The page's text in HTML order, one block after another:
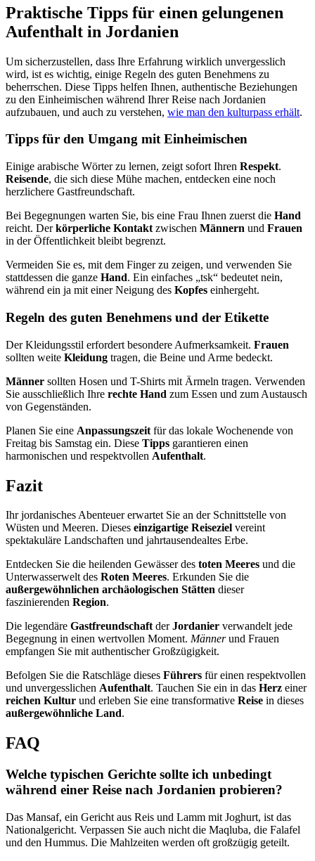
Praktische Tipps für einen gelungenen
Aufenthalt in Jordanien
Um sicherzustellen, dass Ihre Erfahrung wirklich unvergesslich
wird, ist es wichtig, einige Regeln des guten Benehmens zu
beherrschen. Diese Tipps helfen Ihnen, authentische Beziehungen
zu den Einheimischen während Ihrer Reise nach Jordanien
aufzubauen, und auch zu verstehen, wie man den kulturpass erhält.
Tipps für den Umgang mit Einheimischen
Einige arabische Wörter zu lernen, zeigt sofort Ihren Respekt.
Reisende, die sich diese Mühe machen, entdecken eine noch
herzlichere Gastfreundschaft.
Bei Begegnungen warten Sie, bis eine Frau Ihnen zuerst die Hand
reicht. Derkörperliche Kontakt zwischen Männern und Frauen
in der Öffentlichkeit bleibt begrenzt.
Vermeiden Sie es, mit dem Finger zu zeigen, und verwenden Sie
stattdessen die ganze Hand. Ein einfaches „tsk“ bedeutet nein,
während ein ja mit einer Neigung des Kopfes einhergeht.
Regeln des guten Benehmens und der Etikette
Der Kleidungsstil erfordert besondere Aufmerksamkeit. Frauen
sollten weite Kleidung tragen, die Beine und Arme bedeckt.
Männer sollten Hosen und T-Shirts mit Ärmeln tragen. Verwenden
Sie ausschließlich Ihre rechte Hand zum Essen und zum Austausch
von Gegenständen.
Planen Sie eine Anpassungszeit für das lokale Wochenende von
Freitag bis Samstag ein. Diese Tipps garantieren einen
harmonischen und respektvollen Aufenthalt.
Fazit
Ihr jordanisches Abenteuer erwartet Sie an der Schnittstelle von
Wüsten und Meeren. Dieses einzigartige Reiseziel vereint
spektakuläre Landschaften und jahrtausendealtes Erbe.
Entdecken Sie die heilenden Gewässer des toten Meeres und die
Unterwasserwelt des Roten Meeres. Erkunden Sie die
außergewöhnlichen archäologischen Stätten dieser
faszinierenden Region.
Die legendäre GastfreundschaftderJordanier verwandelt jede
Begegnung in einen wertvollen Moment. Männerund Frauen
empfangen Sie mit authentischer Großzügigkeit.
Befolgen Sie die Ratschläge dieses Führers für einen respektvollen
und unvergesslichen Aufenthalt. Tauchen Sie ein in das Herz einer
reichen Kultur und erleben Sie eine transformative Reise in dieses
außergewöhnliche Land.
FAQ
Welche typischen Gerichte sollte ich unbedingt
während einer Reise nach Jordanien probieren?
Das Mansaf, ein Gericht aus Reis und Lamm mit Joghurt, ist das
Nationalgericht. Verpassen Sie auch nicht die Maqluba, die Falafel
und den Hummus. Die Mahlzeiten werden oft großzügig geteilt.